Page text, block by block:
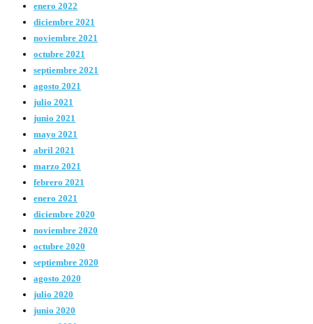
enero 2022
diciembre 2021
noviembre 2021
octubre 2021
septiembre 2021
agosto 2021
julio 2021
junio 2021
mayo 2021
abril 2021
marzo 2021
febrero 2021
enero 2021
diciembre 2020
noviembre 2020
octubre 2020
septiembre 2020
agosto 2020
julio 2020
junio 2020